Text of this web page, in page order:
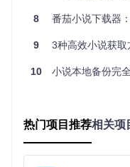
具"。想象这就像烹饪
mpermonkey，它就像
脚本。安装完成后，获
这个命令会将项目完整
套装搬回家。
[!TIP] 如果您是技术
8 番茄小说下载器
9 3种高效小说获取方
10 小说本地备份完全指
热门项目推荐相关项